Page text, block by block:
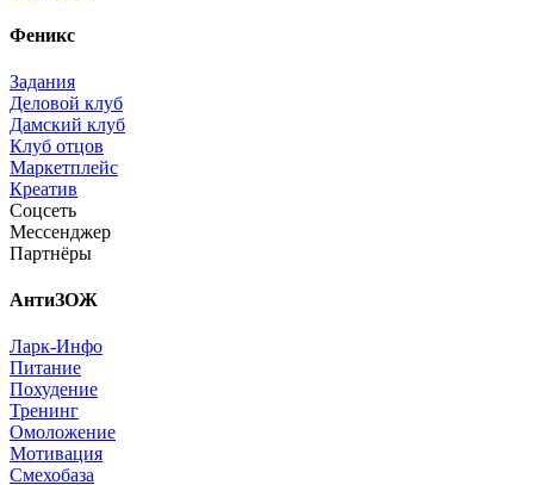
Феникс
Задания
Деловой клуб
Дамский клуб
Клуб отцов
Маркетплейс
Креатив
Соцсеть
Мессенджер
Партнёры
АнтиЗОЖ
Ларк-Инфо
Питание
Похудение
Тренинг
Омоложение
Мотивация
Смехобаза